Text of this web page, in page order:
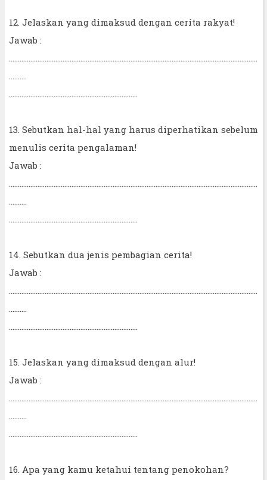
12. Jelaskan yang dimaksud dengan cerita rakyat!
Jawab :
...........................................................................................................................................
..........
........................................................................
13. Sebutkan hal-hal yang harus diperhatikan sebelum
menulis cerita pengalaman!
Jawab :
...........................................................................................................................................
..........
........................................................................
14. Sebutkan dua jenis pembagian cerita!
Jawab :
...........................................................................................................................................
..........
........................................................................
15. Jelaskan yang dimaksud dengan alur!
Jawab :
...........................................................................................................................................
..........
........................................................................
16. Apa yang kamu ketahui tentang penokohan?